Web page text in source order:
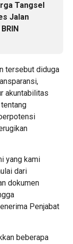
Tangsel
Jalan
tersebut diduga
akuntabilitas
yang kami
dari
dokumen
Penjabat
beberapa